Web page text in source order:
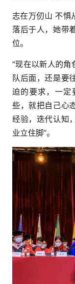
志在万仞山 不惧
落后于人，她带
位。
“现在以新人的
队后面，还是要
迫的要求，一定
些，就把自己心
经验，迭代认知
业立住脚”。